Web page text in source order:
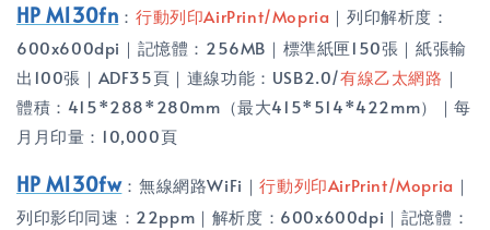
HP M130fn ：行動列印AirPrint/Mopria ｜列印解析度：
600x600dpi｜記憶體：256MB｜標準紙匣150張｜紙張輸
出100張｜ADF35頁｜連線功能：USB2.0/有線乙太網路 ｜
體積：415*288*280mm（最大415*514*422mm）｜每
月月印量：10,000頁
HP M130fw：無線網路WiFi｜行動列印AirPrint/Mopria ｜
列印影印同速：22ppm｜解析度：600x600dpi｜記憶體：